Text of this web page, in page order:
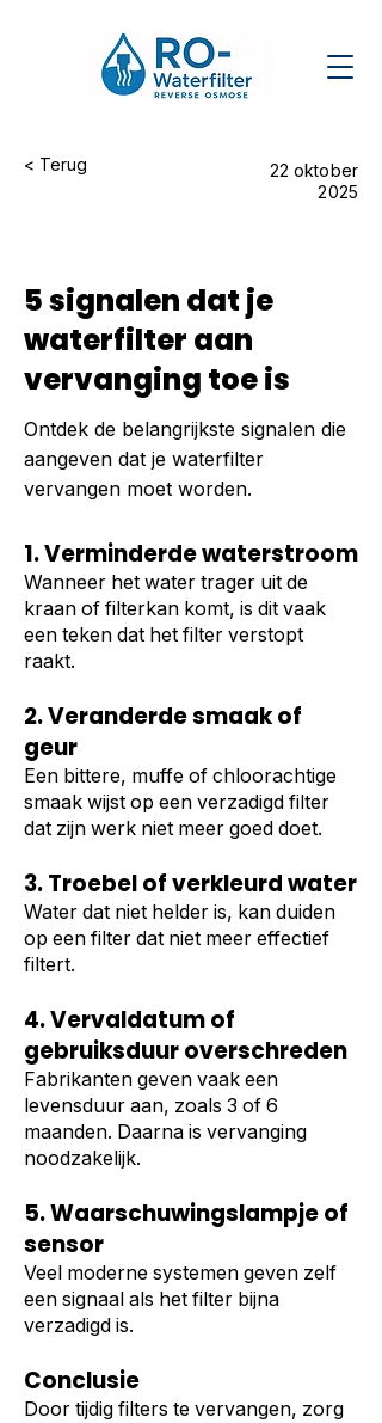
< Terug
22 oktober
2025
5 signalen dat je
waterfilter aan
vervanging toe is
Ontdek de belangrijkste signalen die
aangeven dat je waterfilter
vervangen moet worden.
1. Verminderde waterstroom
Wanneer het water trager uit de
kraan of filterkan komt, is dit vaak
een teken dat het filter verstopt
raakt.
2. Veranderde smaak of
geur
Een bittere, muffe of chloorachtige
smaak wijst op een verzadigd filter
dat zijn werk niet meer goed doet.
3. Troebel of verkleurd water
Water dat niet helder is, kan duiden
op een filter dat niet meer effectief
filtert.
4. Vervaldatum of
gebruiksduur overschreden
Fabrikanten geven vaak een
levensduur aan, zoals 3 of 6
maanden. Daarna is vervanging
noodzakelijk.
5. Waarschuwingslampje of
sensor
Veel moderne systemen geven zelf
een signaal als het filter bijna
verzadigd is.
Conclusie
Door tijdig filters te vervangen, zorg